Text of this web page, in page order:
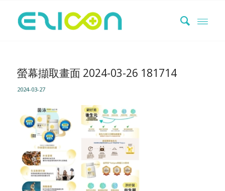
螢幕擷取畫面 2024-03-26 181714
2024-03-27